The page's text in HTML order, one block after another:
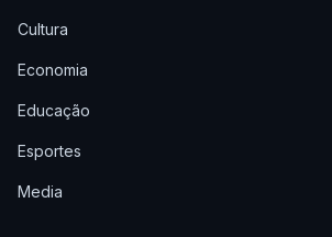
Cultura
Economia
Educação
Esportes
Media